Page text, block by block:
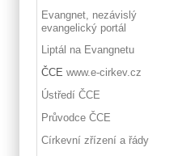
Evangnet, nezávislý
evangelický portál
Liptál na Evangnetu
ČCE www.e-cirkev.cz
Ústředí ČCE
Průvodce ČCE
Církevní zřízení a řády